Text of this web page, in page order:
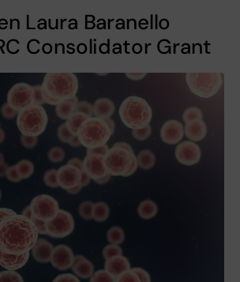
Laura Baranello
Consolidator Grant